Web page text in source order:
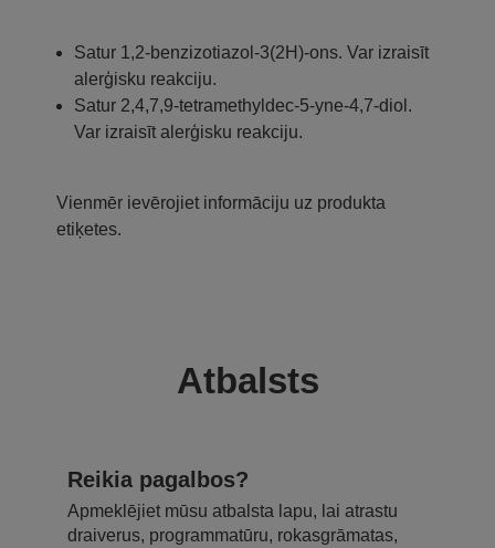
Satur 1,2-benzizotiazol-3(2H)-ons. Var izraisīt
alerģisku reakciju.
Satur 2,4,7,9-tetramethyldec-5-yne-4,7-diol.
Var izraisīt alerģisku reakciju.
Vienmēr ievērojiet informāciju uz produkta
etiķetes.
Atbalsts
Reikia pagalbos?
Apmeklējiet mūsu atbalsta lapu, lai atrastu
draiverus, programmatūru, rokasgrāmatas,